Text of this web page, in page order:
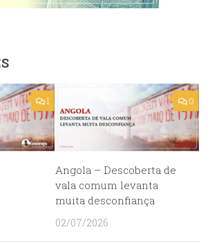
1 0
Angola – Descoberta de
vala comum levanta
muita desconfiança
02/07/2026